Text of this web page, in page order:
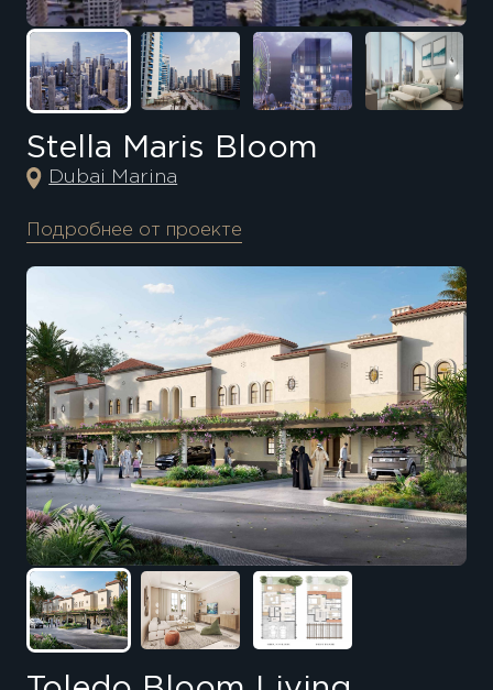
Stella Maris Bloom
Dubai Marina
Подробнее от проекте